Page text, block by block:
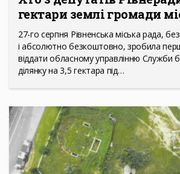
гектари землі громади
27-го серпня Рівненська міська рада,
і абсолютно безкоштовно, зробила
віддати обласному управлінню Служби
ділянку на 3,5 гектара під…